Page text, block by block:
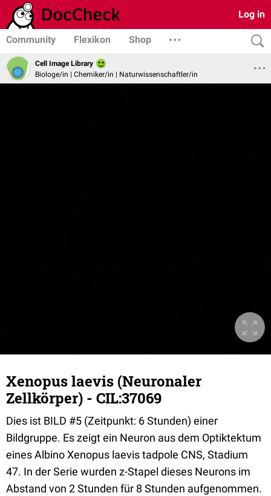
Log in
Community Flexikon Shop
Cell Image Library
Biologe/in | Chemiker/in | Naturwissenschaftler/in
Xenopus laevis (Neuronaler
Zellkörper) - CIL:37069
Dies ist BILD #5 (Zeitpunkt: 6 Stunden) einer
Bildgruppe. Es zeigt ein Neuron aus dem Optiktektum
eines Albino Xenopus laevis tadpole CNS, Stadium
47. In der Serie wurden z-Stapel dieses Neurons im
Abstand von 2 Stunden für 8 Stunden aufgenommen.